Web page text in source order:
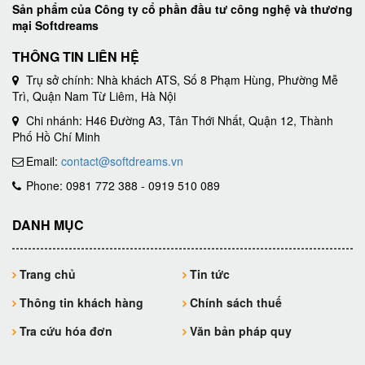
Sản phẩm của Công ty cổ phần đầu tư công nghệ và thương
mại Softdreams
THÔNG TIN LIÊN HỆ
Trụ sở chính: Nhà khách ATS, Số 8 Phạm Hùng, Phường Mễ
Trì, Quận Nam Từ Liêm, Hà Nội
Chi nhánh: H46 Đường A3, Tân Thới Nhất, Quận 12, Thành
Phố Hồ Chí Minh
Email: contact@softdreams.vn
Phone: 0981 772 388 - 0919 510 089
DANH MỤC
Trang chủ
Tin tức
Thông tin khách hàng
Chính sách thuế
Tra cứu hóa đơn
Văn bản pháp quy